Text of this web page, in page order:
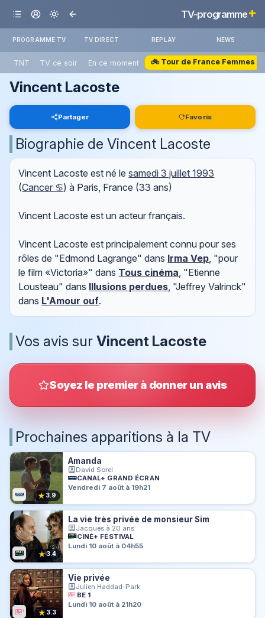
TV-programme+
PROGRAMME TV TV DIRECT REPLAY NEWS
TNT TV ce soir En ce moment 🚲 Tour de France Femmes
Vincent Lacoste
Partager Favoris
Biographie de Vincent Lacoste
Vincent Lacoste est né lesamedi 3 juillet 1993
(Cancer ♋) à Paris, France (33 ans)
Vincent Lacoste est un acteur français.
Vincent Lacoste est principalement connu pour ses
rôles de "Edmond Lagrange" dans Irma Vep, "pour
le film «Victoria»" dans Tous cinéma, "Etienne
Lousteau" dans Illusions perdues, "Jeffrey Valrinck"
dans L'Amour ouf.
Vos avis sur Vincent Lacoste
Soyez le premier à donner un avis
Prochaines apparitions à la TV
★3.9
Amanda
David Sorel
CANAL+ GRAND ÉCRAN
Vendredi 7 août à 19h21
★3.4
La vie très privée de monsieur Sim
Jacques à 20 ans
CINÉ+ FESTIVAL
Lundi 10 août à 04h55
★3.3
Vie privée
Julien Haddad-Park
BE 1
Lundi 10 août à 21h20